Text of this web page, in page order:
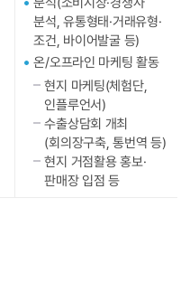
분석, 유통형태·거래유형·
조건, 바이어발굴 등)
온/오프라인 마케팅 활동
현지 마케팅(체험단,
인플루언서)
수출상담회 개최
(회의장구축, 통번역 등)
현지 거점활용 홍보·
판매장 입점 등